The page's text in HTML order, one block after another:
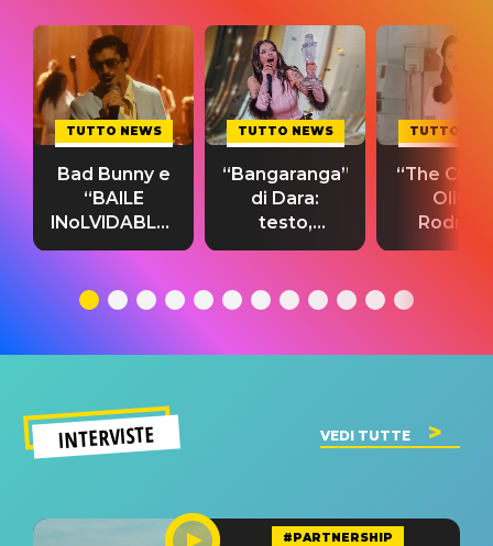
TUTTO NEWS
Bad Bunny e
“BAILE
INoLVIDABLE”:
testo,
significato
TUTTO NEWS
“Bangaranga”
di Dara:
testo,
traduzione e
del singolo
TUTTO
“The
Olivia
testo,
INTERVISTE VEDI TUTTE
#PARTNERSHIP